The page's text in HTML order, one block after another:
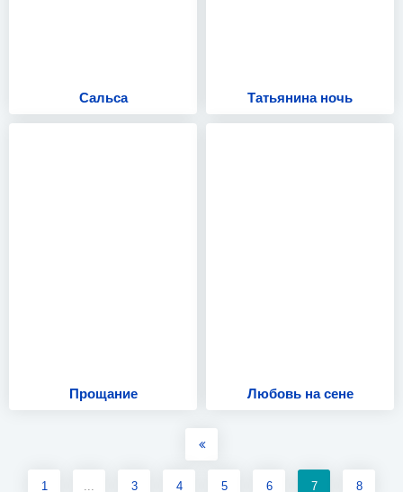
Сальса Татьянина ночь
Прощание Любовь на сене
1 ... 3 4 5 6 7 8